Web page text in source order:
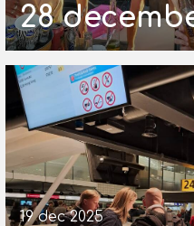
28
19 dec 2025